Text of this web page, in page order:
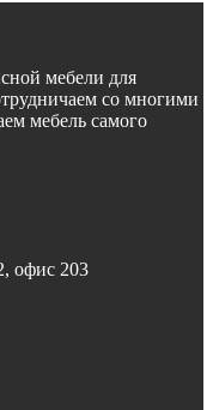
мебели для
со многими
мебель самого
офис 203